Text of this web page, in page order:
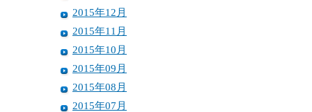
2015年12月
2015年11月
2015年10月
2015年09月
2015年08月
2015年07月